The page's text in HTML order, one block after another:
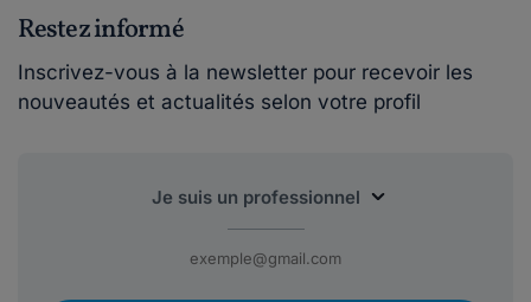
Restez informé
Inscrivez-vous à la newsletter pour recevoir les
nouveautés et actualités selon votre profil